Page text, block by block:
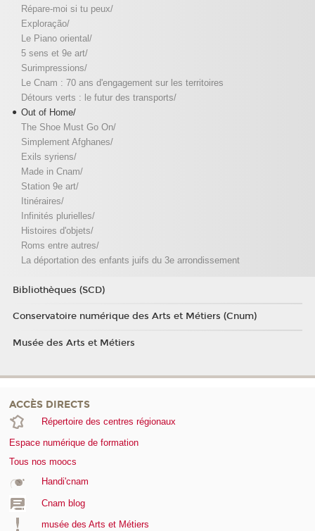
Répare-moi si tu peux/
Exploração/
Le Piano oriental/
5 sens et 9e art/
Surimpressions/
Le Cnam : 70 ans d'engagement sur les territoires
Détours verts : le futur des transports/
Out of Home/
The Shoe Must Go On/
Simplement Afghanes/
Exils syriens/
Made in Cnam/
Station 9e art/
Itinéraires/
Infinités plurielles/
Histoires d'objets/
Roms entre autres/
La déportation des enfants juifs du 3e arrondissement
Bibliothèques (SCD)
Conservatoire numérique des Arts et Métiers (Cnum)
Musée des Arts et Métiers
ACCÈS DIRECTS
Répertoire des centres régionaux
Espace numérique de formation
Tous nos moocs
Handi'cnam
Cnam blog
musée des Arts et Métiers